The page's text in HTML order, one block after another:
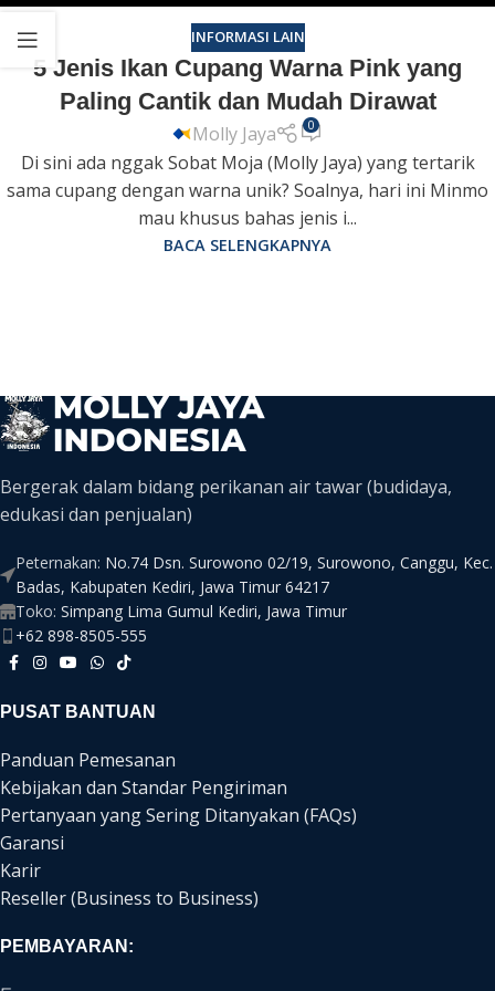
INFORMASI LAIN
5 Jenis Ikan Cupang Warna Pink yang
Paling Cantik dan Mudah Dirawat
Molly Jaya 0
Di sini ada nggak Sobat Moja (Molly Jaya) yang tertarik
sama cupang dengan warna unik? Soalnya, hari ini Minmo
mau khusus bahas jenis i...
BACA SELENGKAPNYA
Bergerak dalam bidang perikanan air tawar (budidaya,
edukasi dan penjualan)
Peternakan: No.74 Dsn. Surowono 02/19, Surowono, Canggu, Kec.
Badas, Kabupaten Kediri, Jawa Timur 64217
Toko: Simpang Lima Gumul Kediri, Jawa Timur
+62 898-8505-555
PUSAT BANTUAN
Panduan Pemesanan
Kebijakan dan Standar Pengiriman
Pertanyaan yang Sering Ditanyakan (FAQs)
Garansi
Karir
Reseller (Business to Business)
PEMBAYARAN: